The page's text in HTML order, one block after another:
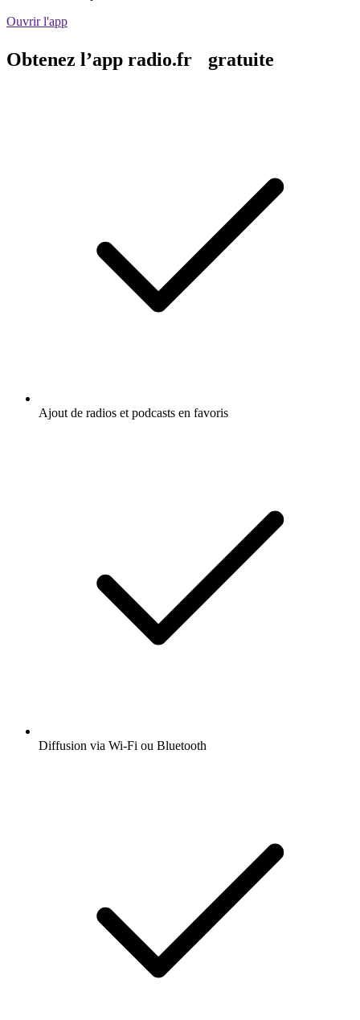
Ouvrir l'app
Obtenez l’app radio.fr gratuite
Ajout de radios et podcasts en favoris
Diffusion via Wi-Fi ou Bluetooth